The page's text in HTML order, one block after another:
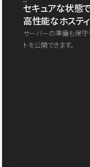
セキュアな状態
高性能なホステ
サーバーの準備も保守
トを公開できます。